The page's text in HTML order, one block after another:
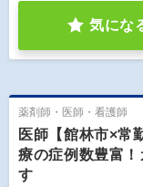
気にな
薬剤師・医師・看護師
医師【館林市×常
療の症例数豊富
す